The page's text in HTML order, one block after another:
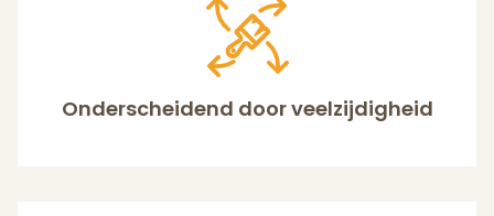
Onderscheidend door veelzijdigheid